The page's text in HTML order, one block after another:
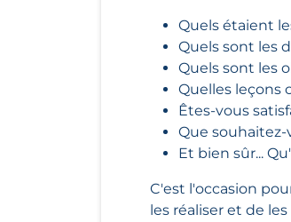
Quels étaient
Quels sont les
Quels sont les
Quelles leçons
Êtes-vous
Que
Et bien sûr...
C'est l'occasion
les réaliser et de